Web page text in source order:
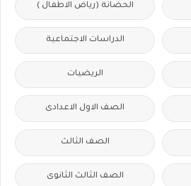
الحضانة (رياض الاطفال )
الدراسات الاجتماعية
الريضيات
الصف الاول الاعدادى
الصف الثالث
الصف الثالث الثانوى